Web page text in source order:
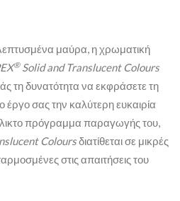
μαύρα, η χρωματική
®Solid and Translucent Colours
τη δυνατότητα να εκφράσετε τη
έργο σας την καλύτερη ευκαιρία
πρόγραμμα παραγωγής του,
Coloursδιατίθεται σε μικρές
στις απαιτήσεις του